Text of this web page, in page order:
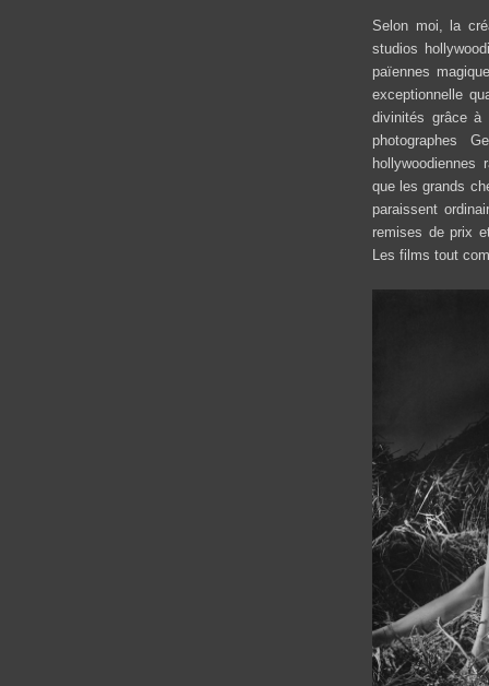
Selon moi, la
studios
païennes
exceptionnelle
divinités grâce
photographes
que les grands
paraissent
remises de prix
Les films tout